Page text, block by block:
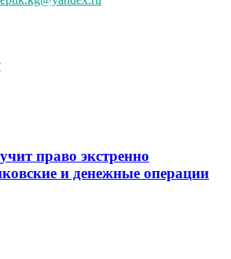
право экстренно
и денежные операции